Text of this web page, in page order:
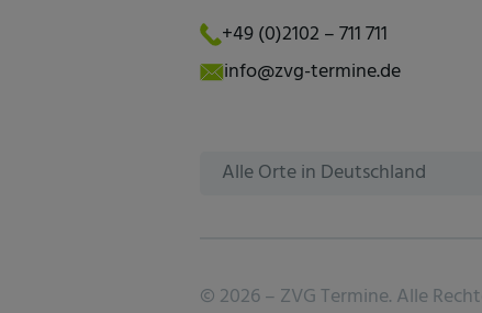
+49 (0)2102 – 711 711
info@zvg-termine.de
Alle Orte in Deutschland
© 2026 – ZVG Termine. Alle